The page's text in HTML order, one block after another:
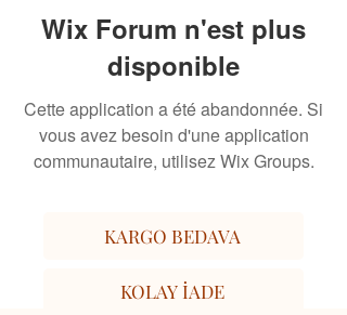
Wix Forum n'est plus
disponible
Cette application a été abandonnée. Si
vous avez besoin d'une application
communautaire, utilisez Wix Groups.
KARGO BEDAVA
KOLAY İADE